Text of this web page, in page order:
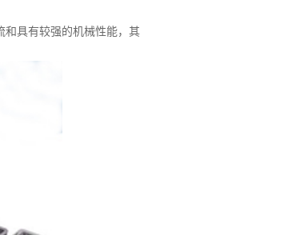
和具有较强的机械性能，其